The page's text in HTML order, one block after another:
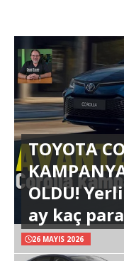
TOYOTA
OLDU!
ay kaç
26 MAYIS 2026